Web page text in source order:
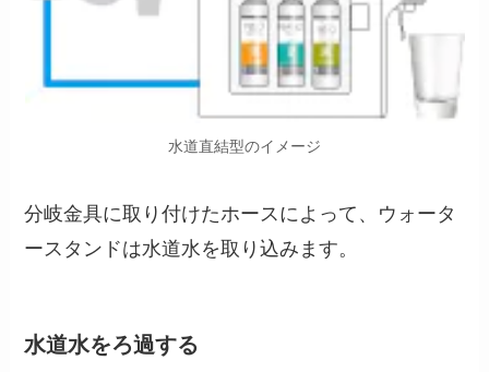
水道直結型のイメージ
分岐金具に取り付けたホースによって、ウォータ
ースタンドは水道水を取り込みます。
水道水をろ過する